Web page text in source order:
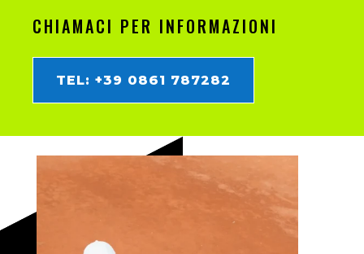
CHIAMACI PER INFORMAZIONI
TEL: +39 0861 787282